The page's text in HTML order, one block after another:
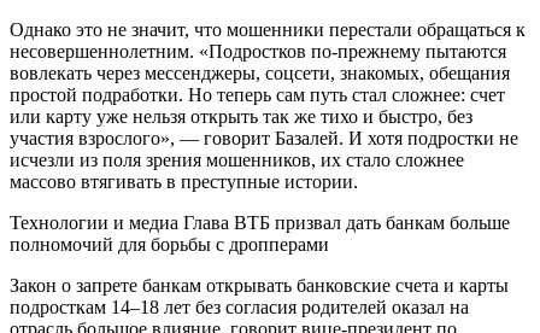
Однако это не значит, что мошенники перестали обращаться к
несовершеннолетним. «Подростков по-прежнему пытаются
вовлекать через мессенджеры, соцсети, знакомых, обещания
простой подработки. Но теперь сам путь стал сложнее: счет
или карту уже нельзя открыть так же тихо и быстро, без
участия взрослого», — говорит Базалей. И хотя подростки не
исчезли из поля зрения мошенников, их стало сложнее
массово втягивать в преступные истории.
Технологии и медиа Глава ВТБ призвал дать банкам больше
полномочий для борьбы с дропперами
Закон о запрете банкам открывать банковские счета и карты
подросткам 14–18 лет без согласия родителей оказал на
отрасль большое влияние, говорит вице-президент по